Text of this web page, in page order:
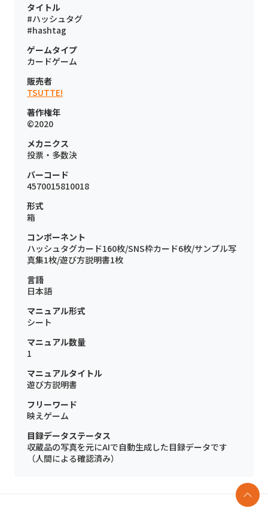
タイトル
#ハッシュタグ
#hashtag
ゲームタイプ
カードゲーム
販売者
TSUTTE!
著作権年
©2020
メカニクス
投票・多数決
バーコード
4570015810018
形式
箱
コンポーネント
ハッシュタグカード160枚/SNS枠カード6枚/サンプル写
真集1枚/遊び方説明書1枚
言語
日本語
マニュアル形式
シート
マニュアル数量
1
マニュアルタイトル
遊び方説明書
フリーワード
映えゲーム
目録データステータス
収蔵品の写真を元にAIで自動生成した目録データです
（人間による確認済み）